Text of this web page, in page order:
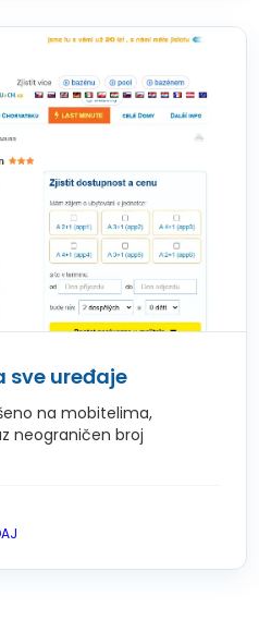
sve uređaje
na mobitelima,
neograničen broj